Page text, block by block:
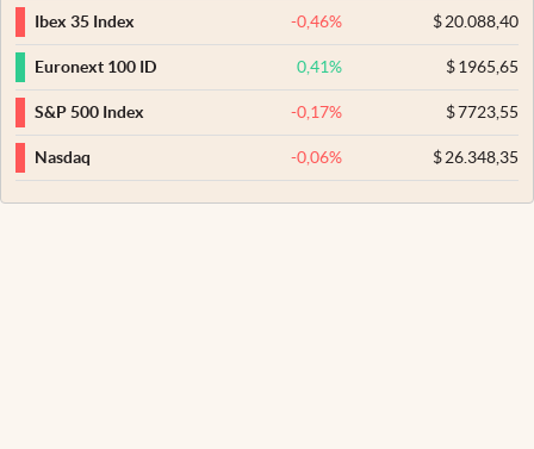
Ibex 35 Index
-0,46% $20.088,40
Euronext 100 ID 0,41% $1965,65
S&P 500 Index -0,17% $7723,55
Nasdaq -0,06% $26.348,35